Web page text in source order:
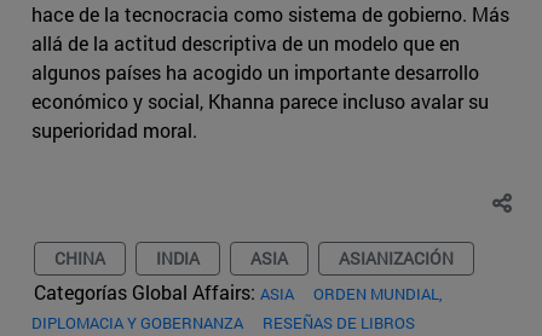
hace de la tecnocracia como sistema de gobierno. Más
allá de la actitud descriptiva de un modelo que en
algunos países ha acogido un importante desarrollo
económico y social, Khanna parece incluso avalar su
superioridad moral.
CHINA INDIA ASIA ASIANIZACIÓN
Categorías Global Affairs: ASIA
ORDEN MUNDIAL,
DIPLOMACIA Y GOBERNANZA
RESEÑAS DE LIBROS